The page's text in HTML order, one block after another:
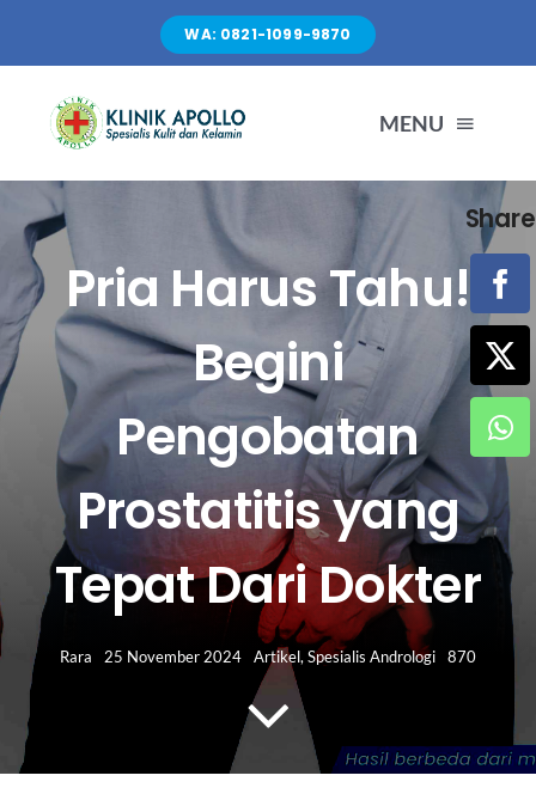
content
WA: 0821-1099-9870
MENU
TENTANG KAMI
LAYANAN
FASILITAS
ARTIKEL
HUBUNGI KAMI
Search
for:
Pria Harus Tahu!
Begini
Pengobatan
Prostatitis yang
Tepat Dari Dokter
Rara 25 November 2024 Artikel,Spesialis Andrologi 870
Share